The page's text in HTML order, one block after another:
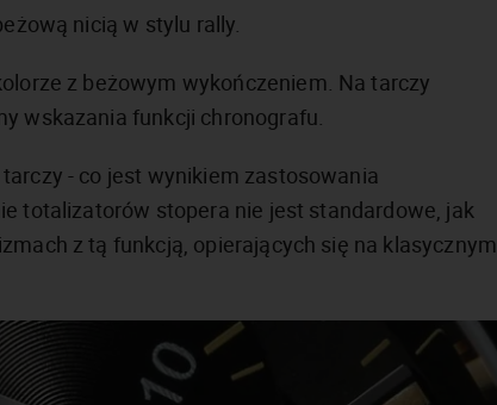
nicią w stylu rally.
z beżowym wykończeniem. Na tarczy
wskazania funkcji chronografu.
- co jest wynikiem zastosowania
totalizatorów stopera nie jest standardowe, jak
z tą funkcją, opierających się na klasycznym